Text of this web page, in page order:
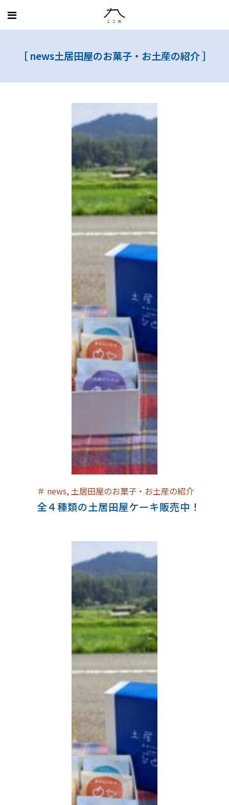
［ news土居田屋のお菓子・お土産の紹介］
＃ news, 土居田屋のお菓子・お土産の紹介
全４種類の土居田屋ケーキ販売中！